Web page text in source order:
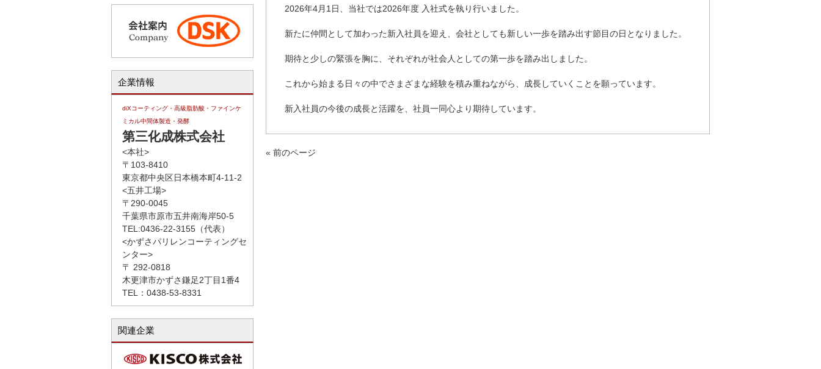
2026年4月1日、当社では2026年度 入社式を執り行いました。
新たに仲間として加わった新入社員を迎え、会社としても新しい一歩を踏み出す節目の日となりました。
期待と少しの緊張を胸に、それぞれが社会人としての第一歩を踏み出しました。
これから始まる日々の中でさまざまな経験を積み重ねながら、成長していくことを願っています。
新入社員の今後の成長と活躍を、社員一同心より期待しています。
« 前のページ
企業情報
diXコーティング・高級脂肪酸・ファインケ
ミカル中間体製造・発酵
第三化成株式会社
<本社>
〒103-8410
東京都中央区日本橋本町4-11-2
<五井工場>
〒290-0045
千葉県市原市五井南海岸50-5
TEL:0436-22-3155（代表）
<かずさパリレンコーティングセ
ンター>
〒 292-0818
木更津市かずさ鎌足2丁目1番4
TEL：0438-53-8331
関連企業